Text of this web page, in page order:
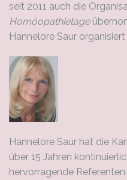
seit 2011 auch die
Homöopathietage
Hannelore Saur
Hannelore Saur hat die
über 15 Jahren
hervorragende